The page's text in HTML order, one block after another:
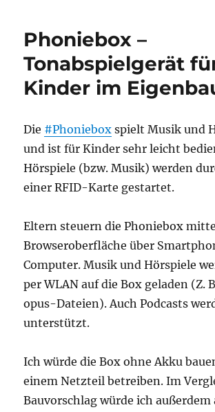
Phoniebox –
Tonabspielgerät
Kinder im
Die #Phoniebox spielt Musik und
und ist für Kinder sehr leicht
Hörspiele (bzw. Musik) werden
einer RFID-Karte gestartet.
Eltern steuern die Phoniebox
Browseroberfläche über
Computer. Musik und Hörspiele
per WLAN auf die Box geladen (Z.
opus-Dateien). Auch Podcasts
unterstützt.
Ich würde die Box ohne Akku
einem Netzteil betreiben. Im
Bauvorschlag würde ich außerdem